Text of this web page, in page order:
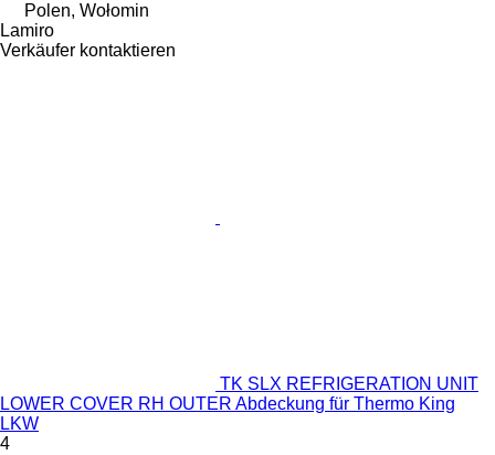
Polen, Wołomin
Lamiro
Verkäufer kontaktieren
TK SLX REFRIGERATION UNIT
LOWER COVER RH OUTER Abdeckung für Thermo King
LKW
4